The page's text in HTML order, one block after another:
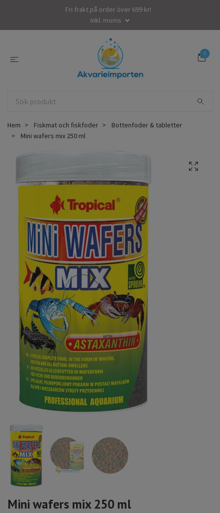
Fri frakt på order över 699 kr!
Inkl. moms
0
Hem Fiskmat och fiskfoder
Bottenfoder & tabletter
Mini wafers mix 250 ml
Mini wafers mix 250 ml